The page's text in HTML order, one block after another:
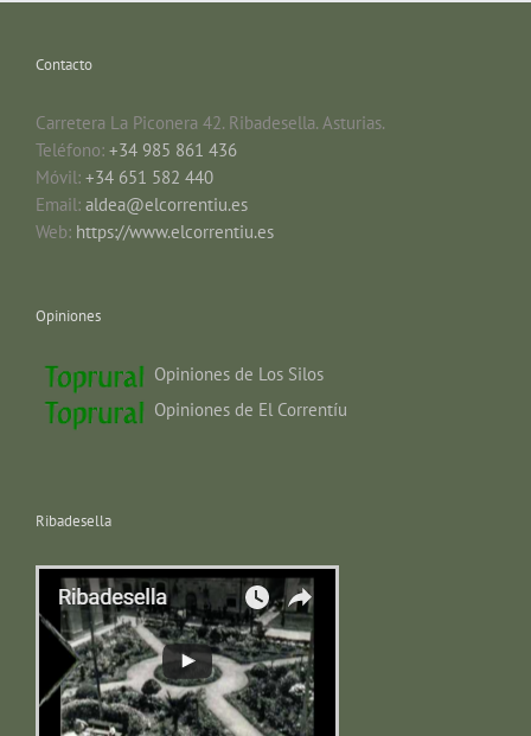
Contacto
Carretera La Piconera 42. Ribadesella. Asturias.
Teléfono: +34 985 861 436
Móvil: +34 651 582 440
Email: aldea@elcorrentiu.es
Web: https://www.elcorrentiu.es
Opiniones
Opiniones de Los Silos
Opiniones de El Correntíu
Ribadesella